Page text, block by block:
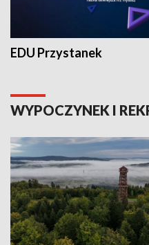
EDU Przystanek
WYPOCZYNEK I